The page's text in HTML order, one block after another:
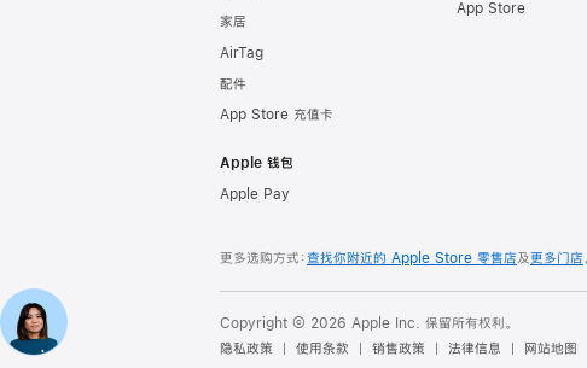
家居
AirTag
配件
App Store 充值卡
Apple 钱包
Apple Pay
App Store
更多选购方式：查找你附近的 Apple Store 零售店及更多门店
Copyright © 2026 Apple Inc. 保留所有权利。
隐私政策
使用条款 销售政策 法律信息 网站地图